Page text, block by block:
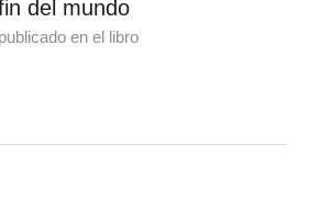
del mundo
en el libro